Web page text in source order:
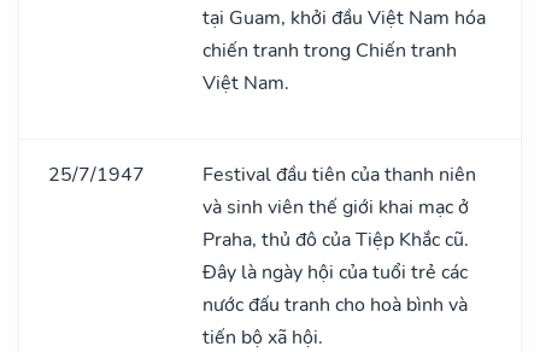
tại Guam, khởi đầu Việt Nam hóa
chiến tranh trong Chiến tranh
Việt Nam.
25/7/1947
Festival đầu tiên của thanh niên
và sinh viên thế giới khai mạc ở
Praha, thủ đô của Tiệp Khắc cũ.
Đây là ngày hội của tuổi trẻ các
nước đấu tranh cho hoà bình và
tiến bộ xã hội.